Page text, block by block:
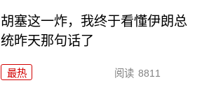
胡塞这一炸，我终于看懂伊朗总
统昨天那句话了
最热 阅读 8811